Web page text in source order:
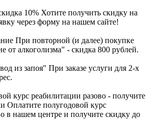
10% Хотите получить скидку на
через форму на нашем сайте!
При повторной (и далее) покупке
от алкоголизма" - скидка 800 рублей.
из запоя" При заказе услуги для 2-х
курс реабилитации разово - получите
Оплатите полугодовой курс
в нашем центре и получите скидку до